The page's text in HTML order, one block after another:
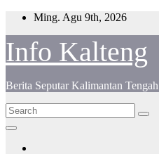
Skip
content
Ming. Agu 9th, 2026
Info Kalteng
Berita Seputar Kalimantan